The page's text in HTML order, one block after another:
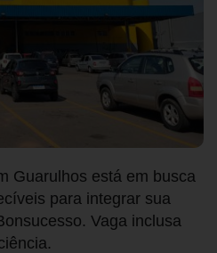
Guarulhos está em busca
para integrar sua
Vaga inclusa